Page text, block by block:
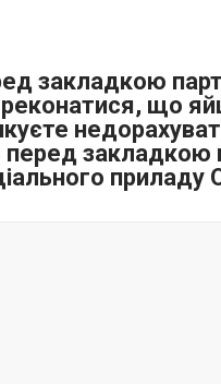
закладкою
що
перед
приладу